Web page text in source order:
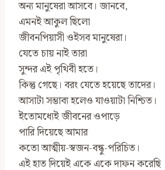
অন্য মানুষেরা আসবে। জানবে,
এমনই আকুল ছিলো
জীবনপিয়াসী ওইসব মানুষেরা।
যেতে চায় নাই তারা
সুন্দর এই পৃথিবী হতে।
কিন্তু গেছে। বরং যেতে হয়েছে তাদের।
আসাটা সম্ভাব্য হলেও যাওয়াটা নিশ্চিত।
ইতোমধ্যেই জীবনের ওপাড়ে
পারি দিয়েছে আমার
কতো আত্মীয়-স্বজন-বন্ধু-পরিচিত।
এই হাত দিয়েই একে একে দাফন করেছি